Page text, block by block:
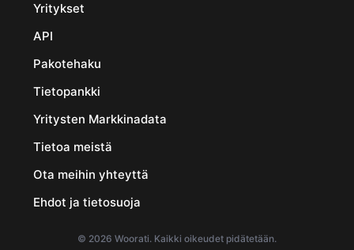
Yritykset
API
Pakotehaku
Tietopankki
Yritysten Markkinadata
Tietoa meistä
Ota meihin yhteyttä
Ehdot ja tietosuoja
© 2026 Woorati. Kaikki oikeudet pidätetään.